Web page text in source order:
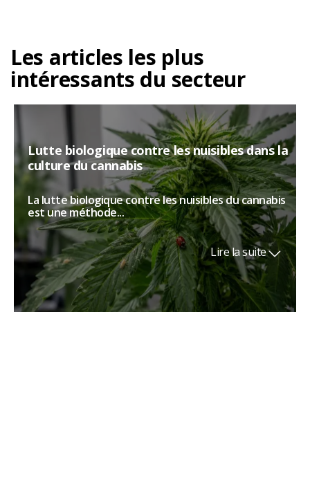
Les articles les plus
intéressants du secteur
Lutte biologique contre les nuisibles dans la
culture du cannabis
La lutte biologique contre les nuisibles du cannabis
est une méthode...
Lire la suite